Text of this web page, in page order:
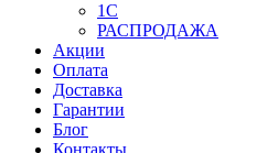
1С
РАСПРОДАЖА
Акции
Оплата
Доставка
Гарантии
Блог
Контакты